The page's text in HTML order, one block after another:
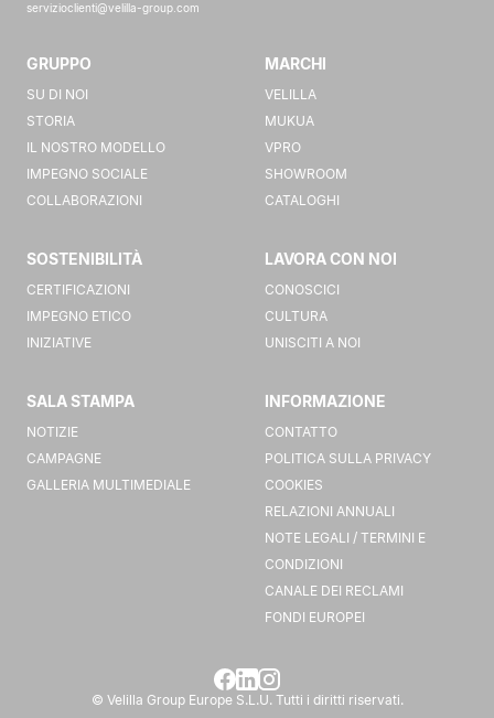
servizioclienti@velilla-group.com
GRUPPO
SU DI NOI
STORIA
IL NOSTRO MODELLO
IMPEGNO SOCIALE
COLLABORAZIONI
MARCHI
VELILLA
MUKUA
VPRO
SHOWROOM
CATALOGHI
SOSTENIBILITÀ
CERTIFICAZIONI
IMPEGNO ETICO
INIZIATIVE
LAVORA CON NOI
CONOSCICI
CULTURA
UNISCITI A NOI
SALA STAMPA
NOTIZIE
CAMPAGNE
GALLERIA MULTIMEDIALE
INFORMAZIONE
CONTATTO
POLITICA SULLA PRIVACY
COOKIES
RELAZIONI ANNUALI
NOTE LEGALI / TERMINI E
CONDIZIONI
CANALE DEI RECLAMI
FONDI EUROPEI
© Velilla Group Europe S.L.U. Tutti i diritti riservati.